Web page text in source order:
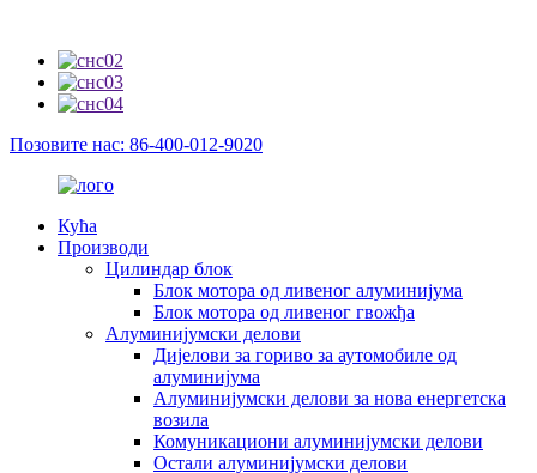
Позовите нас: 86-400-012-9020
Кућа
Производи
Цилиндар блок
Блок мотора од ливеног алуминијума
Блок мотора од ливеног гвожђа
Алуминијумски делови
Дијелови за гориво за аутомобиле од
алуминијума
Алуминијумски делови за нова енергетска
возила
Комуникациони алуминијумски делови
Остали алуминијумски делови